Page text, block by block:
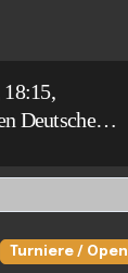
18:15,
Deutsche
Turniere / Open